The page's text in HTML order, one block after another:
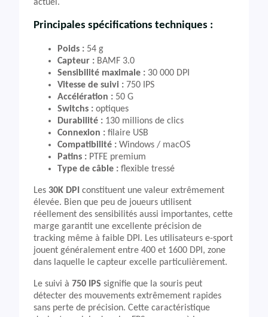
actuel.
Principales spécifications techniques :
Poids : 54 g
Capteur : BAMF 3.0
Sensibilité maximale : 30 000 DPI
Vitesse de suivi : 750 IPS
Accélération : 50 G
Switchs : optiques
Durabilité : 130 millions de clics
Connexion : filaire USB
Compatibilité : Windows / macOS
Patins : PTFE premium
Type de câble : flexible tressé
Les 30K DPI constituent une valeur extrêmement
élevée. Bien que peu de joueurs utilisent
réellement des sensibilités aussi importantes, cette
marge garantit une excellente précision de
tracking même à faible DPI. Les utilisateurs e-sport
jouent généralement entre 400 et 1600 DPI, zone
dans laquelle le capteur excelle particulièrement.
Le suivi à 750 IPS signifie que la souris peut
détecter des mouvements extrêmement rapides
sans perte de précision. Cette caractéristique